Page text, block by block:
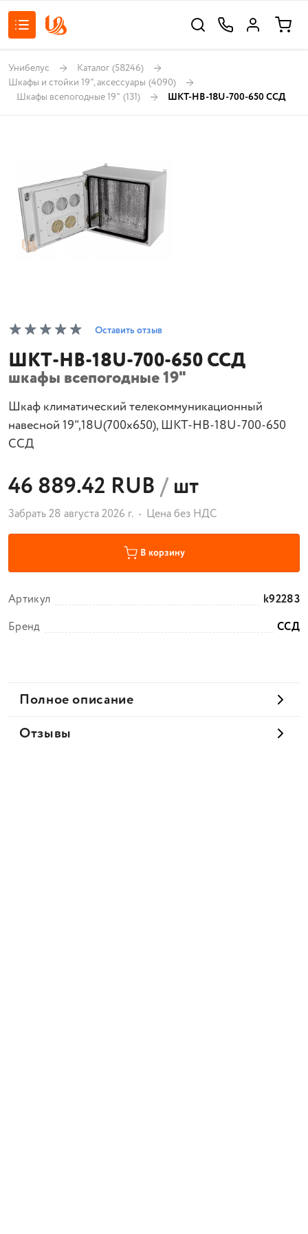
Унибелус Каталог (58246)
Шкафы и стойки 19", аксессуары (4090)
Шкафы всепогодные 19" (131) ШКТ-НВ-18U-700-650 ССД
Оставить отзыв
ШКТ-НВ-18U-700-650 ССД
шкафы всепогодные 19"
Шкаф климатический телекоммуникационный
навесной 19",18U(700x650), ШКТ-НВ-18U-700-650
ССД
46 889.42 RUB/шт
Забрать 28 августа 2026 г. Цена без НДС
В корзину
Артикул
k92283
Бренд
ССД
Полное описание
Отзывы